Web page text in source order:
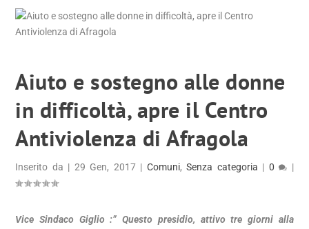
Aiuto e sostegno alle donne
in difficoltà, apre il Centro
Antiviolenza di Afragola
Inserito da | 29 Gen, 2017| Comuni,Senza categoria | 0 |
Vice Sindaco Giglio :” Questo presidio, attivo tre giorni alla